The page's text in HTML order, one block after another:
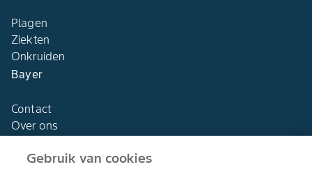
Plagen
Ziekten
Onkruiden
Bayer
Contact
Over ons
Gebruik van cookies